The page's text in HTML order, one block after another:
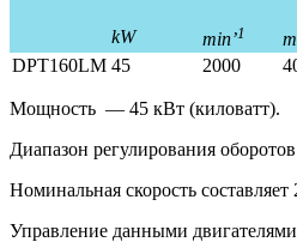
kW min’1
DPT160LM 45 2000
Мощность — 45 кВт (киловатт).
Диапазон регулирования
Номинальная скорость
Управление данными двигателями